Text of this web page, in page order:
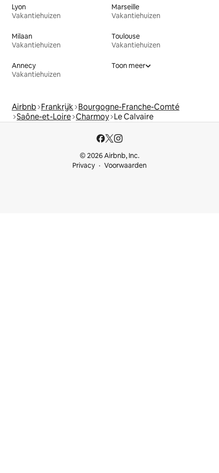
Lyon
Vakantiehuizen
Marseille
Vakantiehuizen
Milaan
Vakantiehuizen
Toulouse
Vakantiehuizen
Annecy
Vakantiehuizen
Toon meer
Airbnb Frankrijk Bourgogne-Franche-Comté
Saône-et-Loire Charmoy Le Calvaire
© 2026 Airbnb, Inc.
Privacy
Voorwaarden